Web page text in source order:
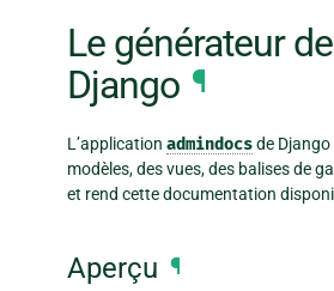
Le générateur
Django ¶
L’application admindocsde
modèles, des vues, des balises de
et rend cette documentation
Aperçu ¶